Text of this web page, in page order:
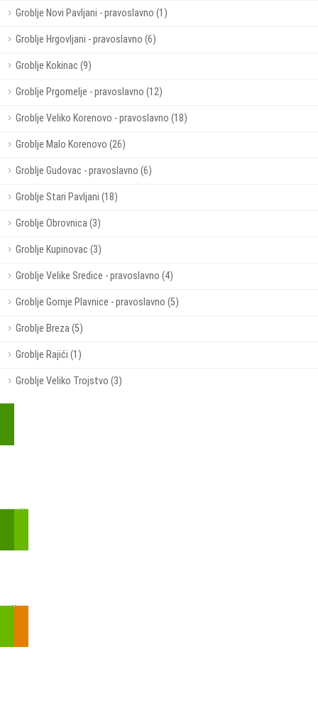
Groblje Novi Pavljani - pravoslavno (1)
Groblje Hrgovljani - pravoslavno (6)
Groblje Kokinac (9)
Groblje Prgomelje - pravoslavno (12)
Groblje Veliko Korenovo - pravoslavno (18)
Groblje Malo Korenovo (26)
Groblje Gudovac - pravoslavno (6)
Groblje Stari Pavljani (18)
Groblje Obrovnica (3)
Groblje Kupinovac (3)
Groblje Velike Sredice - pravoslavno (4)
Groblje Gornje Plavnice - pravoslavno (5)
Groblje Breza (5)
Groblje Rajići (1)
Groblje Veliko Trojstvo (3)